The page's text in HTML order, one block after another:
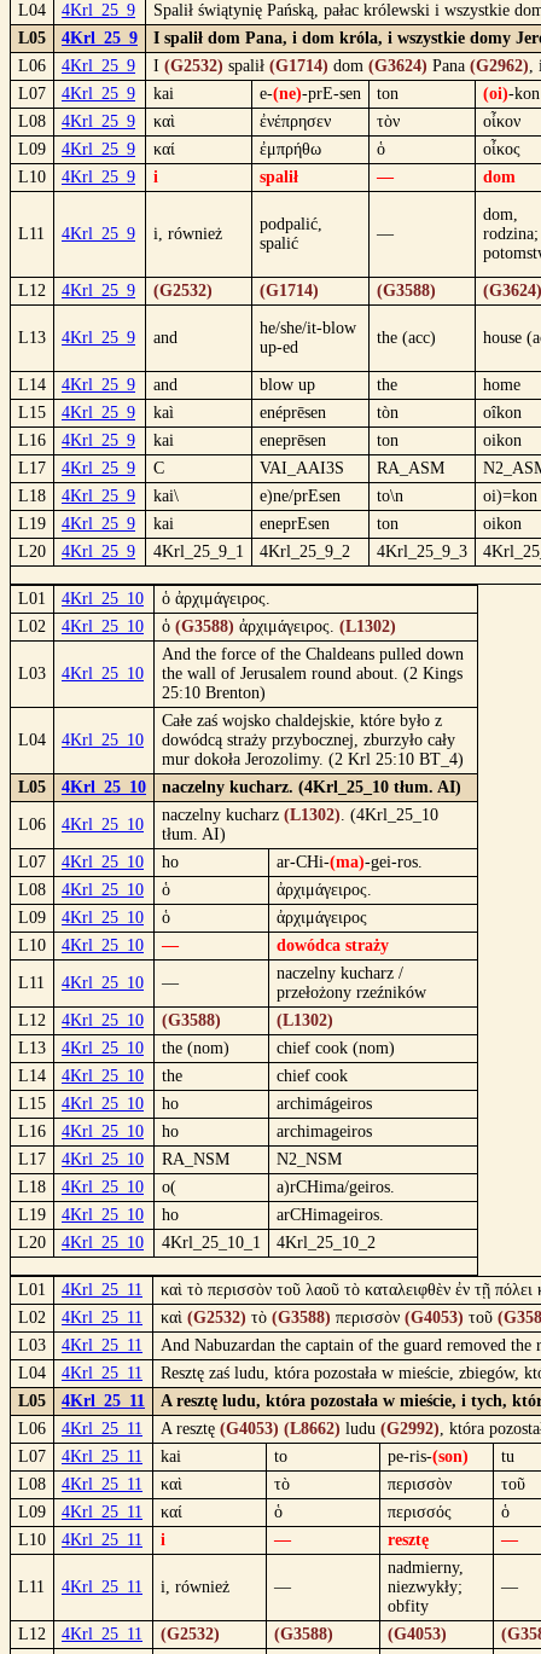
L04
4Krl_25_9
Spalił świątynię Pańską, pałac królewski i wszystkie
L05
4Krl_25_9
I spalił dom Pana, i dom króla, i wszystkie domy
L06
4Krl_25_9 I (G2532) spalił (G1714) dom (G3624) Pana (G2962),
L07
4Krl_25_9 kai e-(ne)-prE-sen ton (oi)-kon
L08
4Krl_25_9 καὶ ἐνέπρησεν τὸν
οἶκον
L09
4Krl_25_9 καί ἐμπρήθω ὁ
οἶκος
L10
4Krl_25_9 i spalił — dom
L11 4Krl_25_9 i, również
podpalić,
spalić
—
dom,
L12 4Krl_25_9 (G2532) (G1714) (G3588) (G3624)
L13 4Krl_25_9 and
he/she/it-blow
up-ed
the (acc) house
L14 4Krl_25_9 and blow up the
home
L15
4Krl_25_9 kaì enéprēsen tòn
oîkon
L16
4Krl_25_9 kai eneprēsen ton
oikon
L17
4Krl_25_9 C VAI_AAI3S RA_ASM
L18
4Krl_25_9 kai\ e)ne/prEsen to\n
oi)=kon
L19
4Krl_25_9 kai eneprEsen ton
oikon
L20
4Krl_25_9 4Krl_25_9_1 4Krl_25_9_2 4Krl_25_9_3
L01 4Krl_25_10
ὁ ἀρχιμάγειρος.
L02
4Krl_25_10 ὁ (G3588) ἀρχιμάγειρος. (L1302)
L03 4Krl_25_10
And the force of the Chaldeans pulled down
the wall of Jerusalem round about. (2 Kings
25:10 Brenton)
L04 4Krl_25_10
Całe zaś wojsko chaldejskie, które było z
dowódcą straży przybocznej, zburzyło cały
mur dokoła Jerozolimy. (2 Krl 25:10 BT_4)
L05
4Krl_25_10 naczelny kucharz. (4Krl_25_10 tłum. AI)
L06 4Krl_25_10
naczelny kucharz (L1302). (4Krl_25_10
tłum. AI)
L07
4Krl_25_10 ho ar-CHi-(ma)-gei-ros.
L08
4Krl_25_10 ὁ
ἀρχιμάγειρος.
L09
4Krl_25_10 ὁ
ἀρχιμάγειρος
L10
4Krl_25_10 — dowódca straży
L11 4Krl_25_10 —
naczelny kucharz /
przełożony rzeźników
L12
4Krl_25_10 (G3588)
(L1302)
L13
4Krl_25_10 the (nom)
chief cook (nom)
L14
4Krl_25_10 the
chief cook
L15
4Krl_25_10 ho
archimágeiros
L16
4Krl_25_10 ho
archimageiros
L17
4Krl_25_10 RA_NSM
N2_NSM
L18
4Krl_25_10 o(
a)rCHima/geiros.
L19
4Krl_25_10 ho
arCHimageiros.
L20
4Krl_25_10 4Krl_25_10_1 4Krl_25_10_2
L01 4Krl_25_11
καὶ τὸ περισσὸν τοῦ λαοῦ τὸ καταλειφθὲν ἐν τῇ
L02
4Krl_25_11 καὶ (G2532) τὸ (G3588) περισσὸν (G4053) τοῦ
L03
4Krl_25_11
And Nabuzardan the captain of the guard removed
L04
4Krl_25_11
Resztę zaś ludu, która pozostała w mieście, zbiegów,
L05
4Krl_25_11
A resztę ludu, która pozostała w mieście, i tych,
L06
4Krl_25_11 A resztę (G4053) (L8662) ludu (G2992), która
L07
4Krl_25_11 kai to pe-ris-(son)
tu
L08
4Krl_25_11 καὶ τὸ περισσὸν
τοῦ
L09
4Krl_25_11 καί ὁ περισσός
ὁ
L10
4Krl_25_11 i — resztę —
L11 4Krl_25_11 i, również —
nadmierny,
niezwykły;
obfity
—
L12 4Krl_25_11 (G2532) (G3588) (G4053)